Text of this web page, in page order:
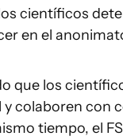
científicos
en el
que los
colaboren con
tiempo, el